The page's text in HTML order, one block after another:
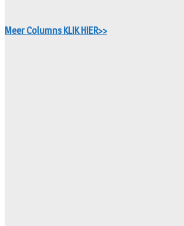
Meer Columns KLIK HIER>>